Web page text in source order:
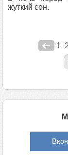
жуткий сон.
1 2